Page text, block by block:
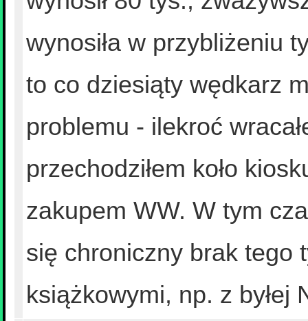
wynosiła w przybliżeniu
to co dziesiąty wędkarz
problemu - ilekroć
przechodziłem koło
zakupem WW. W tym
się chroniczny brak tego
książkowymi, np. z byłej